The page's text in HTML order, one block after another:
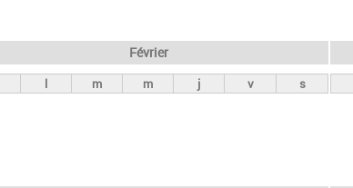
Février
l m m j v s